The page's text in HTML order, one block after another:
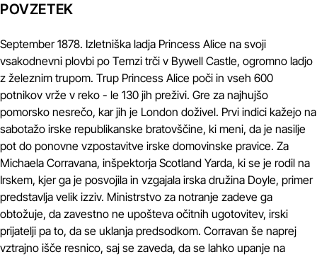
POVZETEK
September 1878. Izletniška ladja Princess Alice na svoji
vsakodnevni plovbi po Temzi trči v Bywell Castle, ogromno ladjo
z železnim trupom. Trup Princess Alice poči in vseh 600
potnikov vrže v reko - le 130 jih preživi. Gre za najhujšo
pomorsko nesrečo, kar jih je London doživel. Prvi indici kažejo na
sabotažo irske republikanske bratovščine, ki meni, da je nasilje
pot do ponovne vzpostavitve irske domovinske pravice. Za
Michaela Corravana, inšpektorja Scotland Yarda, ki se je rodil na
Irskem, kjer ga je posvojila in vzgajala irska družina Doyle, primer
predstavlja velik izziv. Ministrstvo za notranje zadeve ga
obtožuje, da zavestno ne upošteva očitnih ugotovitev, irski
prijatelji pa to, da se uklanja predsodkom. Corravan še naprej
vztrajno išče resnico, saj se zaveda, da se lahko upanje na